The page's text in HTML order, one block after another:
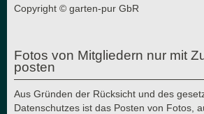
Copyright © garten-pur GbR
Fotos von Mitgliedern nur mit
posten
Aus Gründen der Rücksicht und des
Datenschutzes ist das Posten von Fotos,